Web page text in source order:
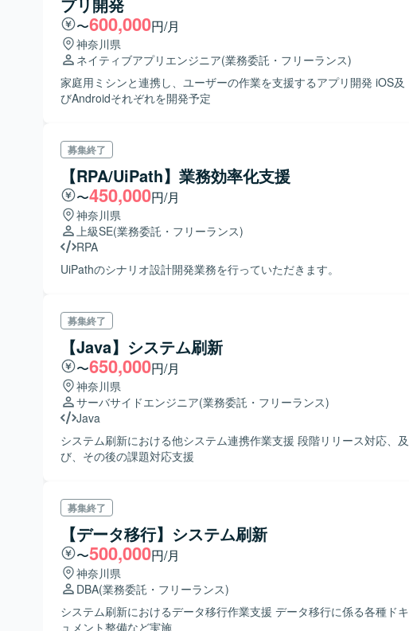
〜600,000円/月
神奈川県
ネイティブアプリエンジニア(業務委託・フリーランス)
家庭用ミシンと連携し、ユーザーの作業を支援するアプリ開発 iOS及
びAndroidそれぞれを開発予定
募集終了
【RPA/UiPath】業務効率化支援
〜450,000円/月
神奈川県
上級SE(業務委託・フリーランス)
RPA
UiPathのシナリオ設計開発業務を行っていただきます。
募集終了
【Java】システム刷新
〜650,000円/月
神奈川県
サーバサイドエンジニア(業務委託・フリーランス)
Java
システム刷新における他システム連携作業支援 段階リリース対応、及
び、その後の課題対応支援
募集終了
【データ移行】システム刷新
〜500,000円/月
神奈川県
DBA(業務委託・フリーランス)
システム刷新におけるデータ移行作業支援 データ移行に係る各種ドキ
ュメント整備など実施